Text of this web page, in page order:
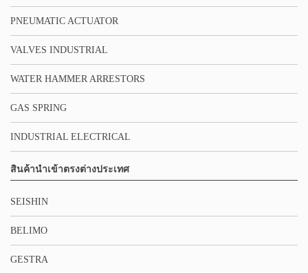
PNEUMATIC ACTUATOR
VALVES INDUSTRIAL
WATER HAMMER ARRESTORS
GAS SPRING
INDUSTRIAL ELECTRICAL
สินค้านำเข้าตรงต่างประเทศ
SEISHIN
BELIMO
GESTRA